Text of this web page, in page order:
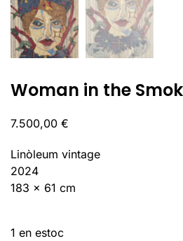
Woman in the
7.500,00 €
Linòleum vintage
2024
183 x 61 cm
1 en estoc